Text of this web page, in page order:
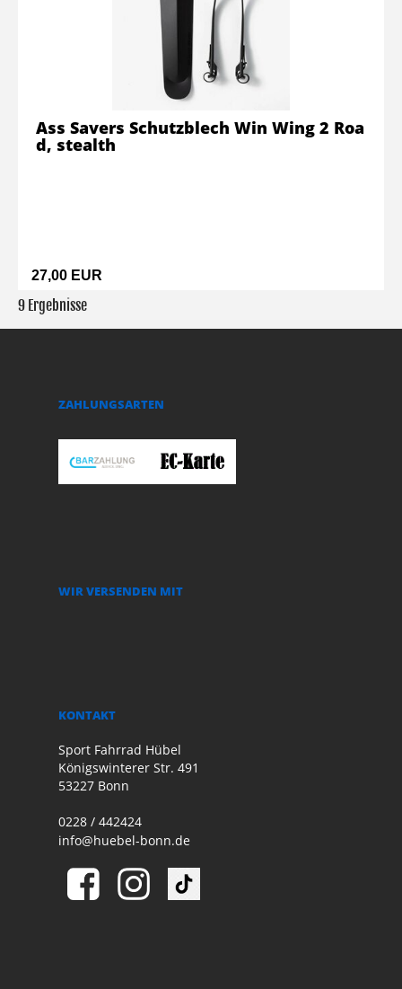
27,00 EUR
Ass Savers Schutzblech Win Wing 2 Roa
d, stealth
9 Ergebnisse
ZAHLUNGSARTEN
WIR VERSENDEN MIT
KONTAKT
Sport Fahrrad Hübel
Königswinterer Str. 491
53227 Bonn
0228 / 442424
info@huebel-bonn.de